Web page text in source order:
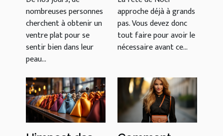
pour un ventre
plat
nombreuses personnes
cherchent à obtenir un
ventre plat pour se
sentir bien dans leur
peau...
approche déjà à grands
pas. Vous devez donc
tout faire pour avoir le
nécessaire avant ce...